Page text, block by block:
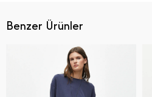
Benzer Ürünler